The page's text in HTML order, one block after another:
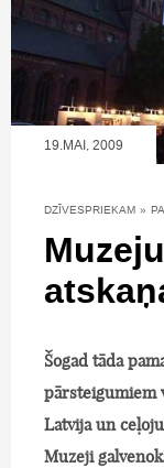
19.MAI, 2009
DZĪVESPRIEKAM »
Šogad tāda
pārsteigumiem
Latvija un
Muzeji